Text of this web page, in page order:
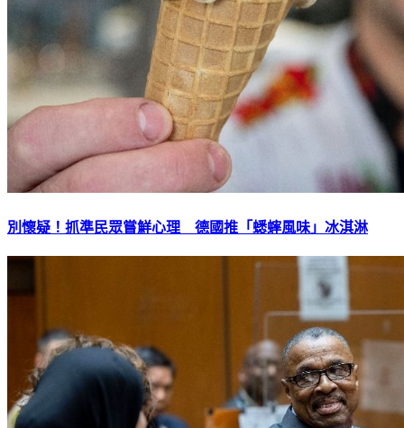
別懷疑！抓準民眾嘗鮮心理 德國推「蟋蟀風味」冰淇淋